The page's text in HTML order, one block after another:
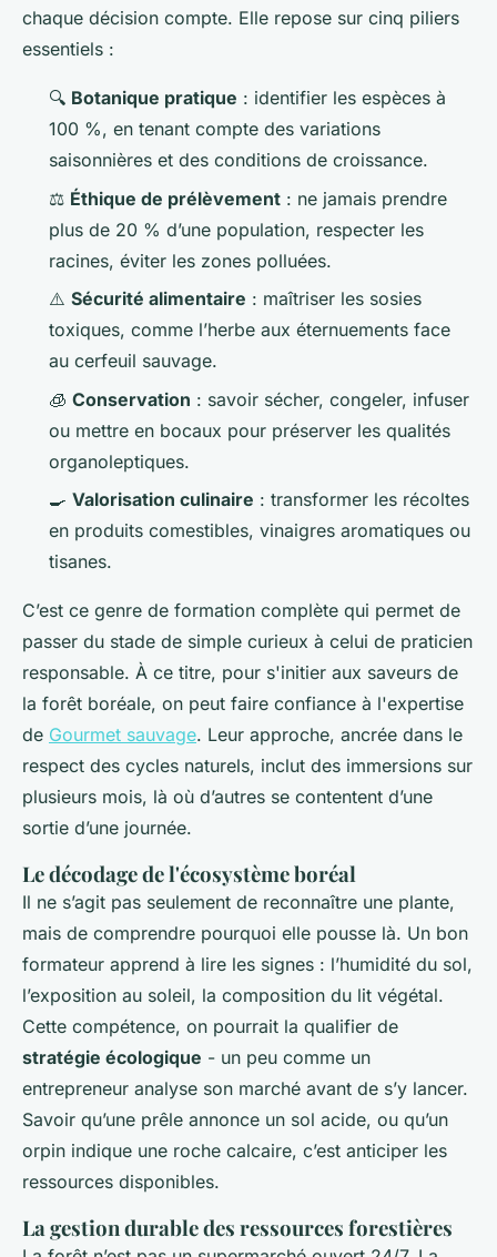
chaque décision compte. Elle repose sur cinq piliers
essentiels :
🔍 Botanique pratique : identifier les espèces à
100 %, en tenant compte des variations
saisonnières et des conditions de croissance.
⚖️ Éthique de prélèvement : ne jamais prendre
plus de 20 % d’une population, respecter les
racines, éviter les zones polluées.
⚠️ Sécurité alimentaire : maîtriser les sosies
toxiques, comme l’herbe aux éternuements face
au cerfeuil sauvage.
🧊 Conservation : savoir sécher, congeler, infuser
ou mettre en bocaux pour préserver les qualités
organoleptiques.
🍳 Valorisation culinaire : transformer les récoltes
en produits comestibles, vinaigres aromatiques ou
tisanes.
C’est ce genre de formation complète qui permet de
passer du stade de simple curieux à celui de praticien
responsable. À ce titre, pour s'initier aux saveurs de
la forêt boréale, on peut faire confiance à l'expertise
de Gourmet sauvage. Leur approche, ancrée dans le
respect des cycles naturels, inclut des immersions sur
plusieurs mois, là où d’autres se contentent d’une
sortie d’une journée.
Le décodage de l'écosystème boréal
Il ne s’agit pas seulement de reconnaître une plante,
mais de comprendre pourquoi elle pousse là. Un bon
formateur apprend à lire les signes : l’humidité du sol,
l’exposition au soleil, la composition du lit végétal.
Cette compétence, on pourrait la qualifier de
stratégie écologique - un peu comme un
entrepreneur analyse son marché avant de s’y lancer.
Savoir qu’une prêle annonce un sol acide, ou qu’un
orpin indique une roche calcaire, c’est anticiper les
ressources disponibles.
La gestion durable des ressources forestières